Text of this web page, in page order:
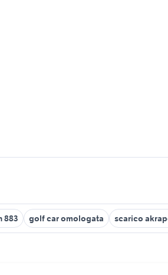
883 golf car omologata scarico